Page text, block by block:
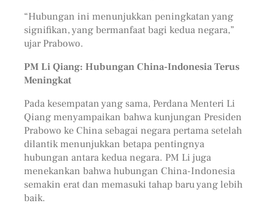
“Hubungan ini menunjukkan peningkatan yang
signifikan, yang bermanfaat bagi kedua negara,”
ujar Prabowo.
PM Li Qiang: Hubungan China-Indonesia Terus
Meningkat
Pada kesempatan yang sama, Perdana Menteri Li
Qiang menyampaikan bahwa kunjungan Presiden
Prabowo ke China sebagai negara pertama setelah
dilantik menunjukkan betapa pentingnya
hubungan antara kedua negara. PM Li juga
menekankan bahwa hubungan China-Indonesia
semakin erat dan memasuki tahap baru yang lebih
baik.